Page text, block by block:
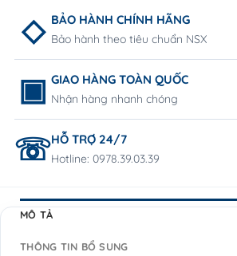
BẢO HÀNH CHÍNH HÃNG
Bảo hành theo tiêu chuẩn NSX
GIAO HÀNG TOÀN QUỐC
Nhận hàng nhanh chóng
HỖ TRỢ 24/7
Hotline: 0978.39.03.39
MÔ TẢ
THÔNG TIN BỔ SUNG